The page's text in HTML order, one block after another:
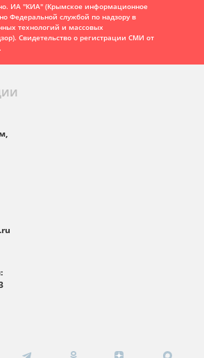
ИА "КИА" (Крымское информационное
Федеральной службой по надзору в
технологий и массовых
Свидетельство о регистрации СМИ от